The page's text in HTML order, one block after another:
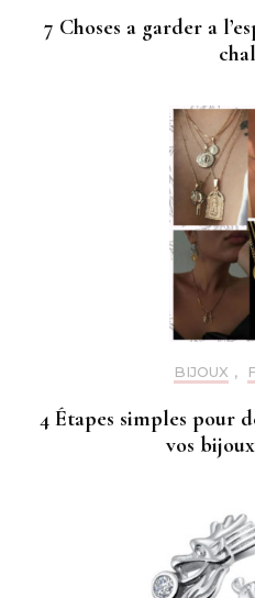
7 Choses a garder a
BIJOUX ,
4 Étapes simples pour
vos